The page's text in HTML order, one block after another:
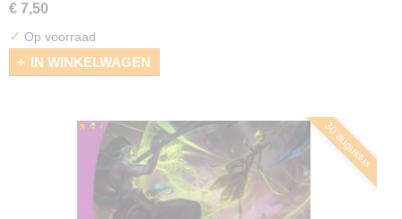
€ 7,50
✓ Op voorraad
IN WINKELWAGEN
30 augustus